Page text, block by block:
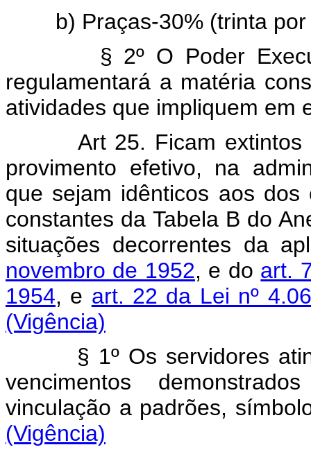
b) Praças-30% (trinta por
§ 2º O Poder
regulamentará a matéria
atividades que impliquem em
Art 25. Ficam
provimento efetivo, na
que sejam idênticos aos
constantes da Tabela B do
situações decorrentes da
novembro de 1952, e do art.
1954, e art. 22 da Lei nº
(Vigência)
§ 1º Os servidores
vencimentos
vinculação a padrões,
(Vigência)